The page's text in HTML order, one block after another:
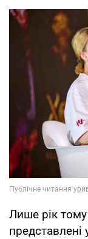
Лише рік
представлені